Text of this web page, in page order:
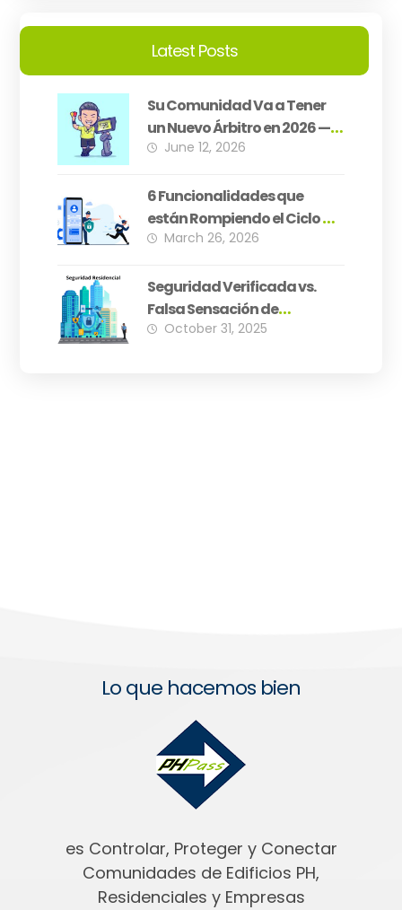
Latest Posts
Su Comunidad Va a Tener
un Nuevo Árbitro en 2026 —
¿Está Su PH Preparado?
June 12, 2026
6 Funcionalidades que
están Rompiendo el Ciclo de
Inseguridad Residencial
March 26, 2026
Seguridad Verificada vs.
Falsa Sensación de
Seguridad
October 31, 2025
Lo que hacemos bien
es Controlar, Proteger y Conectar
Comunidades de Edificios PH,
Residenciales y Empresas